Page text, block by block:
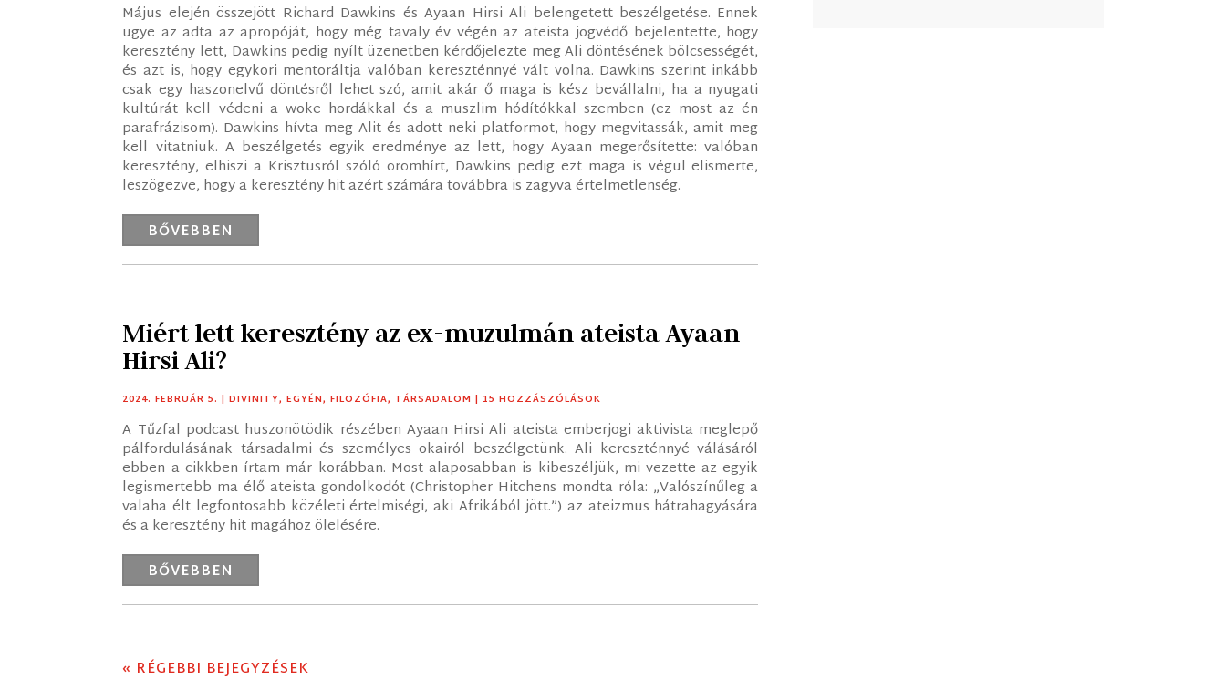
Május elején összejött Richard Dawkins és Ayaan Hirsi Ali belengetett beszélgetése. Ennek
ugye az adta az apropóját, hogy még tavaly év végén az ateista jogvédő bejelentette, hogy
keresztény lett, Dawkins pedig nyílt üzenetben kérdőjelezte meg Ali döntésének bölcsességét,
és azt is, hogy egykori mentoráltja valóban kereszténnyé vált volna. Dawkins szerint inkább
csak egy haszonelvű döntésről lehet szó, amit akár ő maga is kész bevállalni, ha a nyugati
kultúrát kell védeni a woke hordákkal és a muszlim hódítókkal szemben (ez most az én
parafrázisom). Dawkins hívta meg Alit és adott neki platformot, hogy megvitassák, amit meg
kell vitatniuk. A beszélgetés egyik eredménye az lett, hogy Ayaan megerősítette: valóban
keresztény, elhiszi a Krisztusról szóló örömhírt, Dawkins pedig ezt maga is végül elismerte,
leszögezve, hogy a keresztény hit azért számára továbbra is zagyva értelmetlenség.
BŐVEBBEN
Miért lett keresztény az ex-muzulmán ateista Ayaan
Hirsi Ali?
2024. FEBRUÁR 5. |DIVINITY,EGYÉN,FILOZÓFIA, TÁRSADALOM | 15 HOZZÁSZÓLÁSOK
A Tűzfal podcast huszonötödik részében Ayaan Hirsi Ali ateista emberjogi aktivista meglepő
pálfordulásának társadalmi és személyes okairól beszélgetünk. Ali kereszténnyé válásáról
ebben a cikkben írtam már korábban. Most alaposabban is kibeszéljük, mi vezette az egyik
legismertebb ma élő ateista gondolkodót (Christopher Hitchens mondta róla: „Valószínűleg a
valaha élt legfontosabb közéleti értelmiségi, aki Afrikából jött.”) az ateizmus hátrahagyására
és a keresztény hit magához ölelésére.
BŐVEBBEN
« RÉGEBBI BEJEGYZÉSEK